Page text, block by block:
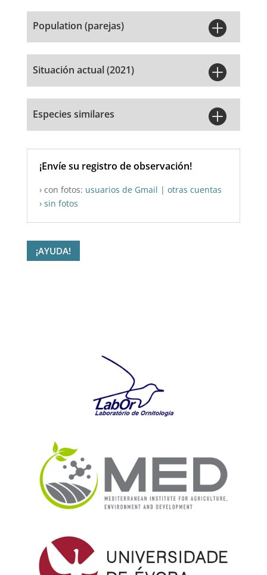
Population (parejas) 
Situación actual (2021) 
Especies similares 
¡Envíe su registro de observación!
› con fotos: usuarios de Gmail | otras cuentas
› sin fotos
¡AYUDA!